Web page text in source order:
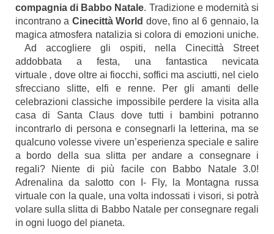
compagnia di Babbo Natale. Tradizione e modernità si
incontrano a Cinecittà World dove, fino al 6 gennaio, la
magica atmosfera natalizia si colora di emozioni uniche.
Ad accogliere gli ospiti, nella Cinecittà Street
addobbata a festa, una fantastica nevicata
virtuale , dove oltre ai fiocchi, soffici ma asciutti, nel cielo
sfrecciano slitte, elfi e renne. Per gli amanti delle
celebrazioni classiche impossibile perdere la visita alla
casa di Santa Claus dove tutti i bambini potranno
incontrarlo di persona e consegnarli la letterina, ma se
qualcuno volesse vivere un’esperienza speciale e salire
a bordo della sua slitta per andare a consegnare i
regali? Niente di più facile con Babbo Natale 3.0!
Adrenalina da salotto con I- Fly, la Montagna russa
virtuale con la quale, una volta indossati i visori, si potrà
volare sulla slitta di Babbo Natale per consegnare regali
in ogni luogo del pianeta.